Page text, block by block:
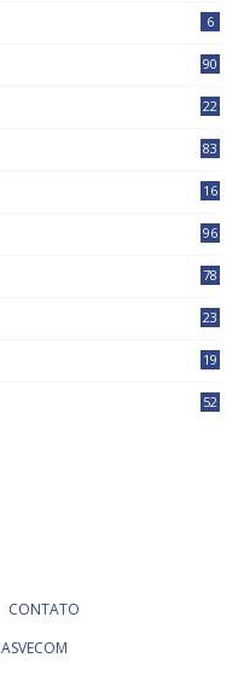
6
90
22
83
16
96
78
23
19
52
CONTATO
ASVECOM